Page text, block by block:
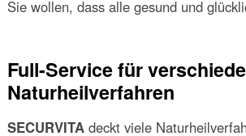
Sie wollen, dass alle gesund und
Full-Service für
Naturheilverfahren
SECURVITAdeckt viele